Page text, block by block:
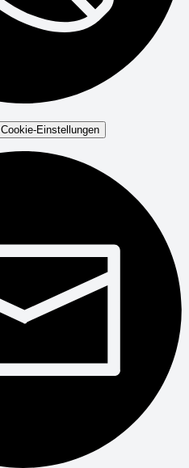
Cookie-Einstellungen